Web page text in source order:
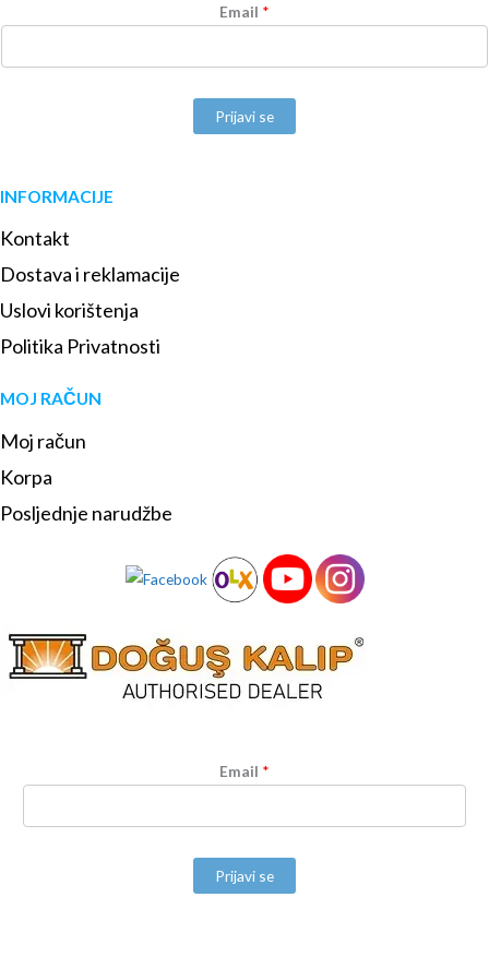
Email *
Prijavi se
INFORMACIJE
Kontakt
Dostava i reklamacije
Uslovi korištenja
Politika Privatnosti
MOJ RAČUN
Moj račun
Korpa
Posljednje narudžbe
Email *
Prijavi se